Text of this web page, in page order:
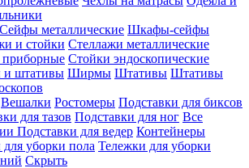
Сейфы металлические Шкафы-сейфы
и стойки Стеллажи металлические
Стойки эндоскопические
штативы Ширмы Штативы Штативы
Вешалки Ростомеры Подставки для биксов
для тазов Подставки для ног Все
Подставки для ведер Контейнеры
уборки пола Тележки для уборки
Скрыть